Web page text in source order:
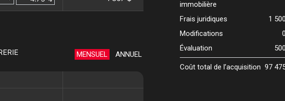
MENSUEL ANNUEL
immobilière
Frais juridiques
1
Modifications
Évaluation
Coût total de l’acquisition 97